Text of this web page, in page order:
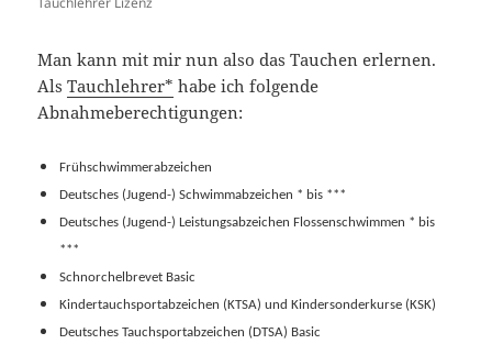
Man kann mit mir nun also das Tauchen erlernen.
AlsTauchlehrer* habe ich folgende
Abnahmeberechtigungen:
Frühschwimmerabzeichen
Deutsches (Jugend-) Schwimmabzeichen * bis ***
Deutsches (Jugend-) Leistungsabzeichen Flossenschwimmen * bis
***
Schnorchelbrevet Basic
Kindertauchsportabzeichen (KTSA) und Kindersonderkurse (KSK)
Deutsches Tauchsportabzeichen (DTSA) Basic